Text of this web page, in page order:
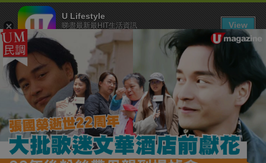
下載 U Lifestyle App
U Lifestyle
睇盡最新最HIT生活資訊
FREE - In Google Play
View